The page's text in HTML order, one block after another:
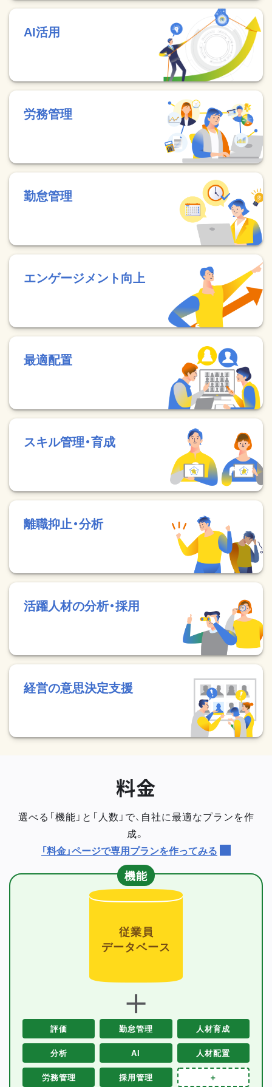
AI活用
労務管理
勤怠管理
エンゲージメント向上
最適配置
スキル管理・育成
離職抑止・分析
活躍人材の分析・採用
経営の意思決定支援
料金
選べる「機能」と「人数」で、自社に最適なプランを作
成。
「料金」ページで専用プランを作ってみる
機能
従業員
データベース
＋
評価 勤怠管理 人材育成
分析 AI 人材配置
労務管理 採用管理 ＋